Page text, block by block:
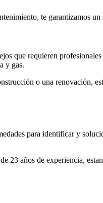
te garantizamos
que requieren
y gas.
o una renovación,
para identificar y
23 años de experiencia,